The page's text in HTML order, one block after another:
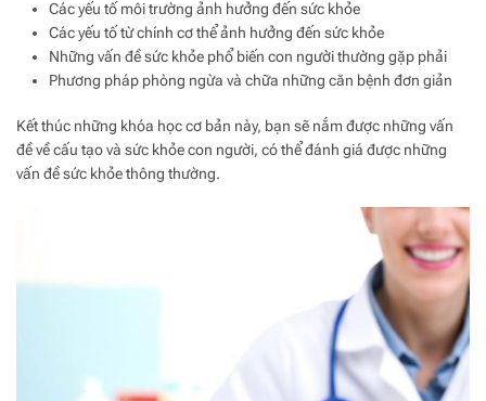
Các yếu tố môi trường ảnh hưởng đến sức khỏe
Các yếu tố từ chính cơ thể ảnh hưởng đến sức khỏe
Những vấn đề sức khỏe phổ biến con người thường gặp phải
Phương pháp phòng ngừa và chữa những căn bệnh đơn giản
Kết thúc những khóa học cơ bản này, bạn sẽ nắm được những vấn
đề về cấu tạo và sức khỏe con người, có thể đánh giá được những
vấn đề sức khỏe thông thường.